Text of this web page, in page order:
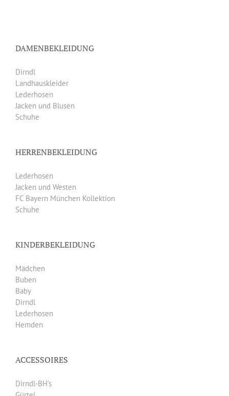
DAMENBEKLEIDUNG
Dirndl
Landhauskleider
Lederhosen
Jacken und Blusen
Schuhe
HERRENBEKLEIDUNG
Lederhosen
Jacken und Westen
FC Bayern München Kollektion
Schuhe
KINDERBEKLEIDUNG
Mädchen
Buben
Baby
Dirndl
Lederhosen
Hemden
ACCESSOIRES
Dirndl-BH’s